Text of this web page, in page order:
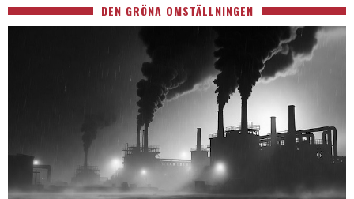
DEN GRÖNA OMSTÄLLNINGEN